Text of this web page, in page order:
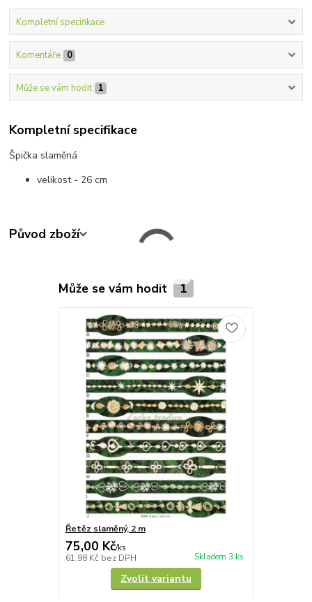
Kompletní specifikace
Komentáře 0
Může se vám hodit 1
Kompletní specifikace
Špička slaměná
velikost - 26 cm
Původ zboží
Může se vám hodit 1
Řetěz slaměný, 2 m
75,00 Kč/ks
61,98 Kč bez DPH Skladem 3 ks
Zvolit variantu